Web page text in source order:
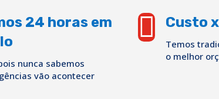
24 horas em
nunca sabemos
vão acontecer
 Custo
Temos
o melhor